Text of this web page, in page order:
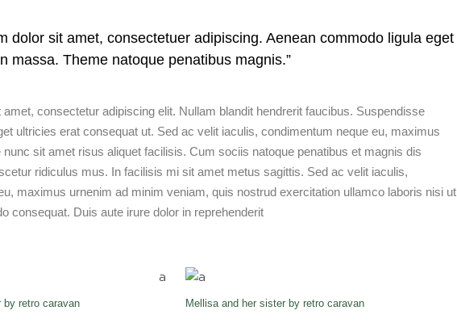
dolor sit amet, consectetuer adipiscing. Aenean commodo ligula eget
massa. Theme natoque penatibus magnis.”
consectetur adipiscing elit. Nullam blandit hendrerit faucibus. Suspendisse
ultricies erat consequat ut. Sed ac velit iaculis, condimentum neque eu, maximus
sit amet risus aliquet facilisis. Cum sociis natoque penatibus et magnis dis
ridiculus mus. In facilisis mi sit amet metus sagittis. Sed ac velit iaculis,
maximus urnenim ad minim veniam, quis nostrud exercitation ullamco laboris nisi ut
consequat. Duis aute irure dolor in reprehenderit
by retro caravan Mellisa and her sister by retro caravan